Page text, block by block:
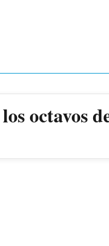
octavos